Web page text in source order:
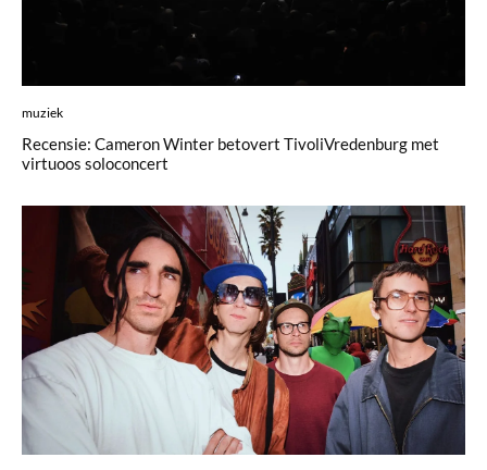
muziek
Recensie: Cameron Winter betovert TivoliVredenburg met
virtuoos soloconcert